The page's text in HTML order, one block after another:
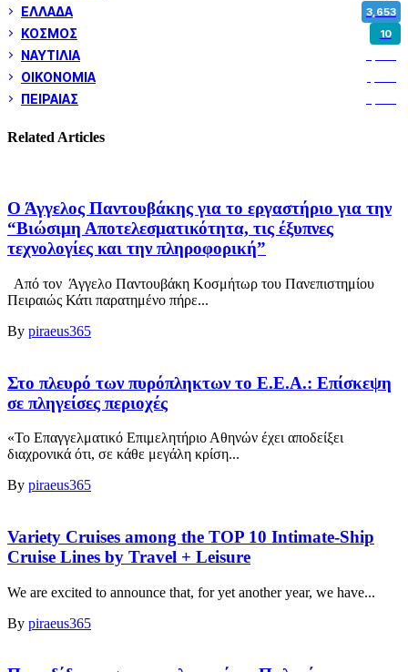
ΕΛΛΑΔΑ 3,653
ΚΟΣΜΟΣ 10
ΝΑΥΤΙΛΙΑ
ΟΙΚΟΝΟΜΙΑ
ΠΕΙΡΑΙΑΣ
Related Articles
Ο Άγγελος Παντουβάκης για το εργαστήριο για την
“Βιώσιμη Αποτελεσματικότητα, τις έξυπνες
τεχνολογίες και την πληροφορική”
Από τον Άγγελο Παντουβάκη Κοσμήτωρ του Πανεπιστημίου
Πειραιώς Κάτι παρατημένο πήρε...
By piraeus365
Στο πλευρό των πυρόπληκτων το Ε.Ε.Α.: Επίσκεψη
σε πληγείσες περιοχές
«Το Επαγγελματικό Επιμελητήριο Αθηνών έχει αποδείξει
διαχρονικά ότι, σε κάθε μεγάλη κρίση...
By piraeus365
Variety Cruises among the TOP 10 Intimate-Ship
Cruise Lines by Travel + Leisure
We are excited to announce that, for yet another year, we have...
By piraeus365